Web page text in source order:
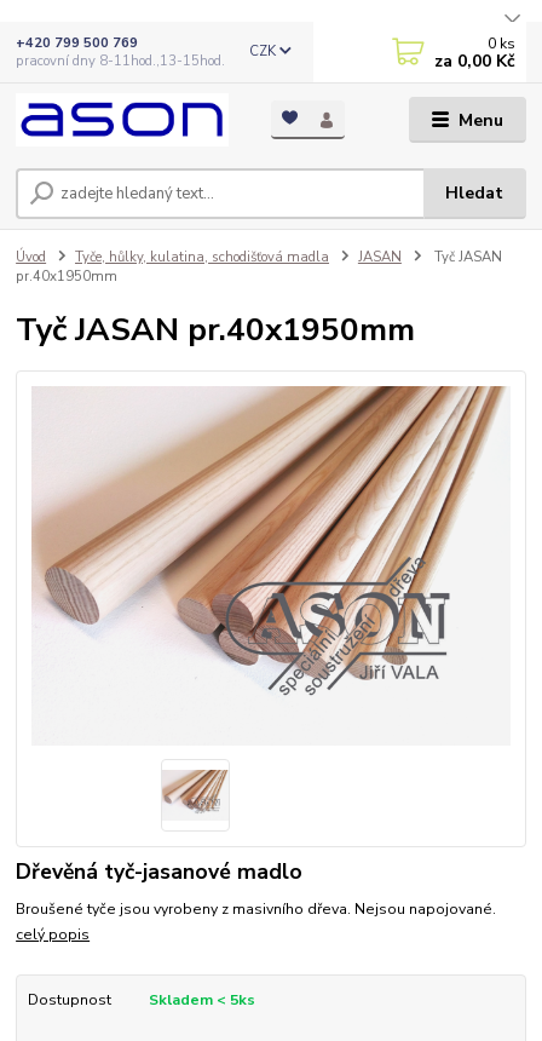
Menu
CZK
Hledat
+420 799 500 769
pracovní dny 8-11hod.,13-15hod.
0 ks
za 0,00 Kč
Úvod Tyče, hůlky, kulatina, schodišťová madla JASAN
Tyč JASAN
pr.40x1950mm
Tyč JASAN pr.40x1950mm
Dřevěná tyč-jasanové madlo
Broušené tyče jsou vyrobeny z masivního dřeva. Nejsou napojované.
celý popis
Dostupnost Skladem < 5ks